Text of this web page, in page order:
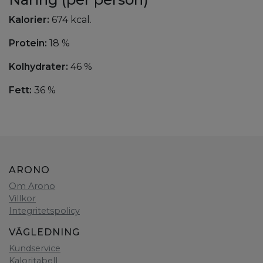
Kalorier: 674 kcal.
Protein: 18 %
Kolhydrater: 46 %
Fett: 36 %
ARONO
Om Arono
Villkor
Integritetspolicy
VÄGLEDNING
Kundservice
Kaloritabell